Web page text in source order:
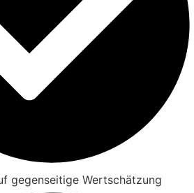
gegenseitige Wertschätzung